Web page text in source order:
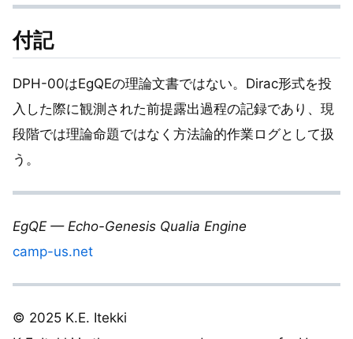
付記
DPH-00はEgQEの理論文書ではない。Dirac形式を投
入した際に観測された前提露出過程の記録であり、現
段階では理論命題ではなく方法論的作業ログとして扱
う。
EgQE — Echo-Genesis Qualia Engine
camp-us.net
© 2025 K.E. Itekki